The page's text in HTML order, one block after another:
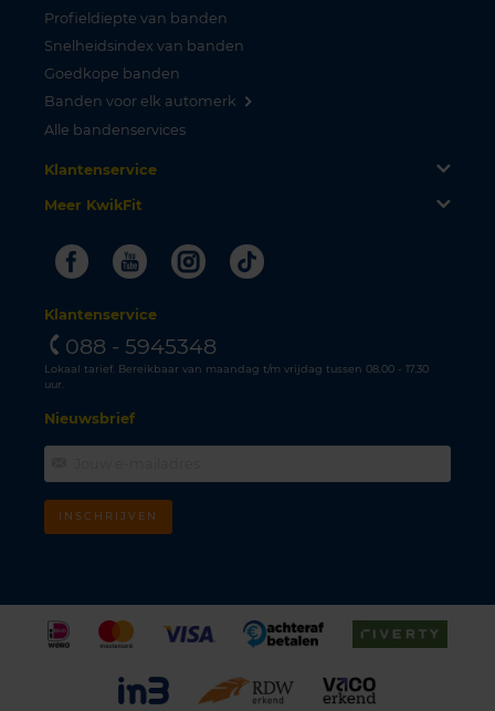
Profieldiepte van banden
Snelheidsindex van banden
Goedkope banden
Banden voor elk automerk
Alle bandenservices
Klantenservice
Meer KwikFit
FacebookYoutubeInstagram
Tiktok
Klantenservice
088 - 5945348
Lokaal tarief. Bereikbaar van maandag t/m vrijdag tussen 08.00 - 17.30
uur.
Nieuwsbrief
INSCHRIJVEN